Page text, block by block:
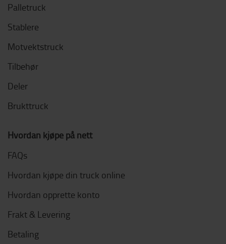
Palletruck
Stablere
Motvektstruck
Tilbehør
Deler
Brukttruck
Hvordan kjøpe på nett
FAQs
Hvordan kjøpe din truck online
Hvordan opprette konto
Frakt & Levering
Betaling